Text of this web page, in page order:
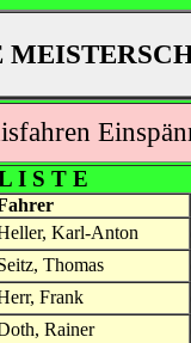
I S T E
Karl-Anton
Thomas
Frank
Rainer